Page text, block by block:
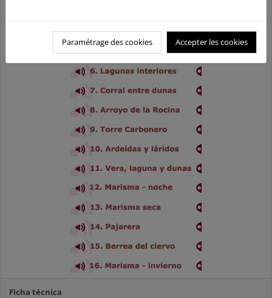
Ficha técnica
Paramétrage des cookies Accepter les cookies